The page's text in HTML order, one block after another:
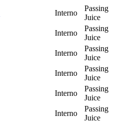
Interno
Passing
Juice
Interno
Passing
Juice
Interno
Passing
Juice
Interno
Passing
Juice
Interno
Passing
Juice
Interno
Passing
Juice